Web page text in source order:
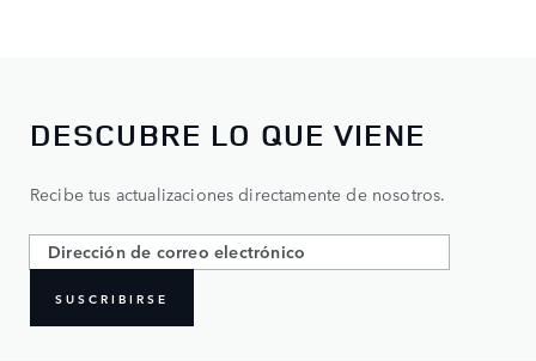
DESCUBRE LO QUE VIENE
Recibe tus actualizaciones directamente de nosotros.
SUSCRIBIRSE